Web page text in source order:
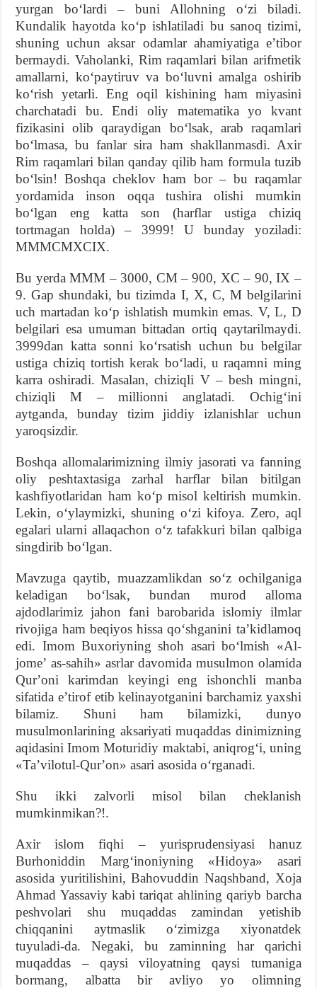
yurgan boʻlardi – buni Allohning oʻzi biladi.
Kundalik hayotda koʻp ishlatiladi bu sanoq tizimi,
shuning uchun aksar odamlar ahamiyatiga eʼtibor
bermaydi. Vaholanki, Rim raqamlari bilan arifmetik
amallarni, koʻpaytiruv va boʻluvni amalga oshirib
koʻrish yetarli. Eng oqil kishining ham miyasini
charchatadi bu. Endi oliy matematika yo kvant
fizikasini olib qaraydigan boʻlsak, arab raqamlari
boʻlmasa, bu fanlar sira ham shakllanmasdi. Axir
Rim raqamlari bilan qanday qilib ham formula tuzib
boʻlsin! Boshqa cheklov ham bor – bu raqamlar
yordamida inson oqqa tushira olishi mumkin
boʻlgan eng katta son (harflar ustiga chiziq
tortmagan holda) – 3999! U bunday yoziladi:
MMMCMXCIX.
Bu yerda MMM – 3000, CM – 900, XC – 90, IX –
9. Gap shundaki, bu tizimda I, X, C, M belgilarini
uch martadan koʻp ishlatish mumkin emas. V, L, D
belgilari esa umuman bittadan ortiq qaytarilmaydi.
3999dan katta sonni koʻrsatish uchun bu belgilar
ustiga chiziq tortish kerak boʻladi, u raqamni ming
karra oshiradi. Masalan, chiziqli V – besh mingni,
chiziqli M – millionni anglatadi. Ochigʻini
aytganda, bunday tizim jiddiy izlanishlar uchun
yaroqsizdir.
Boshqa allomalarimizning ilmiy jasorati va fanning
oliy peshtaxtasiga zarhal harflar bilan bitilgan
kashfiyotlaridan ham koʻp misol keltirish mumkin.
Lekin, oʻylaymizki, shuning oʻzi kifoya. Zero, aql
egalari ularni allaqachon oʻz tafakkuri bilan qalbiga
singdirib boʻlgan.
Mavzuga qaytib, muazzamlikdan soʻz ochilganiga
keladigan boʻlsak, bundan murod alloma
ajdodlarimiz jahon fani barobarida islomiy ilmlar
rivojiga ham beqiyos hissa qoʻshganini taʼkidlamoq
edi. Imom Buxoriyning shoh asari boʻlmish «Al-
jomeʼ as-sahih» asrlar davomida musulmon olamida
Qurʼoni karimdan keyingi eng ishonchli manba
sifatida eʼtirof etib kelinayotganini barchamiz yaxshi
bilamiz. Shuni ham bilamizki, dunyo
musulmonlarining aksariyati muqaddas dinimizning
aqidasini Imom Moturidiy maktabi, aniqrogʻi, uning
«Taʼvilotul-Qurʼon» asari asosida oʻrganadi.
Shu ikki zalvorli misol bilan cheklanish
mumkinmikan?!.
Axir islom fiqhi – yurisprudensiyasi hanuz
Burhoniddin Margʻinoniyning «Hidoya» asari
asosida yuritilishini, Bahovuddin Naqshband, Xoja
Ahmad Yassaviy kabi tariqat ahlining qariyb barcha
peshvolari shu muqaddas zamindan yetishib
chiqqanini aytmaslik oʻzimizga xiyonatdek
tuyuladi-da. Negaki, bu zaminning har qarichi
muqaddas – qaysi viloyatning qaysi tumaniga
bormang, albatta bir avliyo yo olimning